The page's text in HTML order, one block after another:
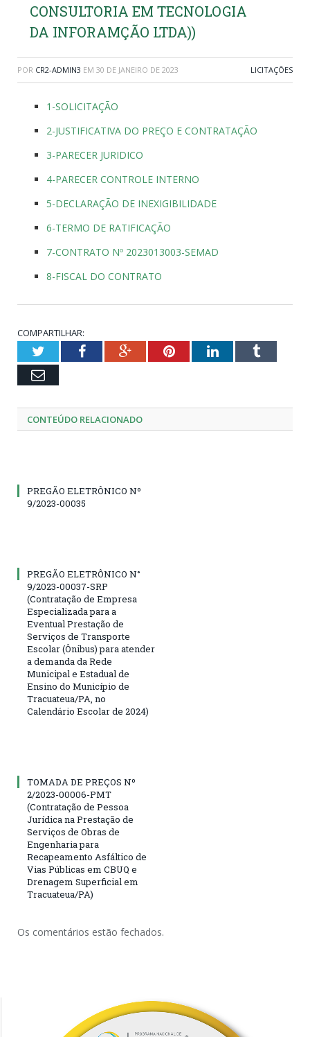
CONSULTORIA EM TECNOLOGIA
DA INFORAMÇÃO LTDA))
POR CR2-ADMIN3 EM 30 DE JANEIRO DE 2023 LICITAÇÕES
1-SOLICITAÇÃO
2-JUSTIFICATIVA DO PREÇO E CONTRATAÇÃO
3-PARECER JURIDICO
4-PARECER CONTROLE INTERNO
5-DECLARAÇÃO DE INEXIGIBILIDADE
6-TERMO DE RATIFICAÇÃO
7-CONTRATO Nº 2023013003-SEMAD
8-FISCAL DO CONTRATO
COMPARTILHAR:
TwitterFacebookGoogle+PinterestLinkedInTumblr
Email
CONTEÚDO RELACIONADO
PREGÃO ELETRÔNICO Nº
9/2023-00035
PREGÃO ELETRÔNICO N°
9/2023-00037-SRP
(Contratação de Empresa
Especializada para a
Eventual Prestação de
Serviços de Transporte
Escolar (Ônibus) para atender
a demanda da Rede
Municipal e Estadual de
Ensino do Município de
Tracuateua/PA, no
Calendário Escolar de 2024)
TOMADA DE PREÇOS Nº
2/2023-00006-PMT
(Contratação de Pessoa
Jurídica na Prestação de
Serviços de Obras de
Engenharia para
Recapeamento Asfáltico de
Vias Públicas em CBUQ e
Drenagem Superficial em
Tracuateua/PA)
Os comentários estão fechados.